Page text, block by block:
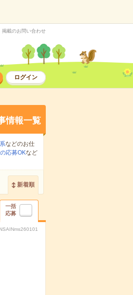
掲載のお問い合わせ
ログイン
情報一覧
などのお仕
応募OKなど
新着順
一括
応募